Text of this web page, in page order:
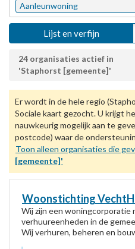
Aanleunwoning
Lijst en verfijn
24 organisaties actief in
'Staphorst [gemeente]'
Er wordt in de hele regio
Sociale kaart gezocht. U krijgt
nauwkeurig mogelijk aan te
postcode) waar de
Toon alleen organisaties die
[gemeente]'
Woonstichting
Wij zijn een woningcorporatie
verhuureenheden in de
Wij verhuren, beheren en